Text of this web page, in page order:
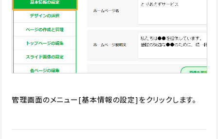
管理画面のメニュー[基本情報の設定]をクリックします。